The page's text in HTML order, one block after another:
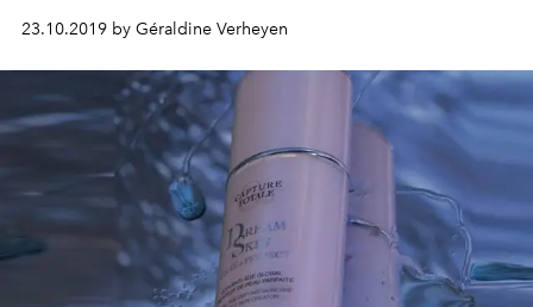
23.10.2019 by Géraldine Verheyen